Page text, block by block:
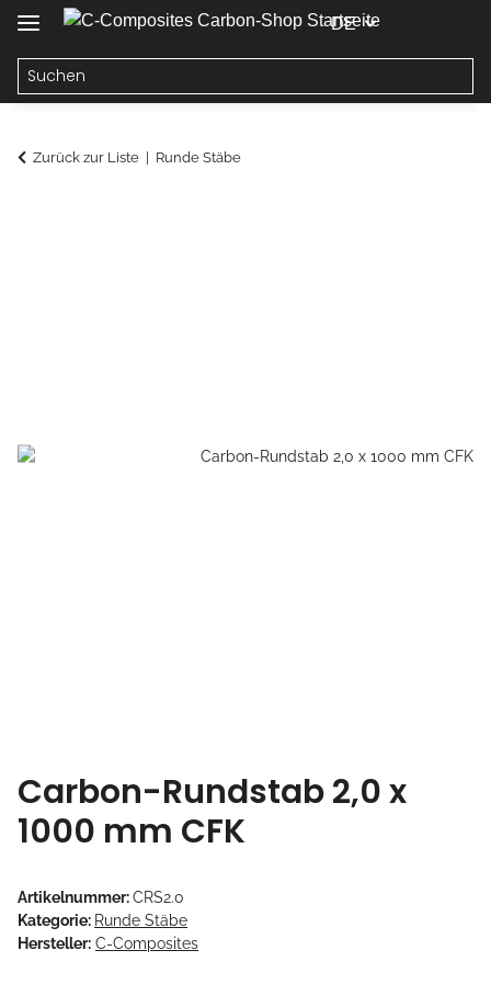
DE
Zurück zur Liste Runde Stäbe
Carbon-Rundstab 2,0 x
1000 mm CFK
Artikelnummer:CRS2.0
Kategorie: Runde Stäbe
Hersteller: C-Composites